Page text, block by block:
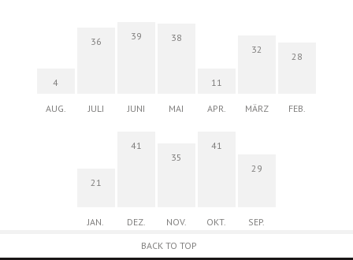
4
AUG.
36
JULI
39
JUNI
38
MAI
11
APR.
32
MÄRZ
28
FEB.
21
JAN.
41
DEZ.
35
NOV.
41
OKT.
29
SEP.
BACK TO TOP